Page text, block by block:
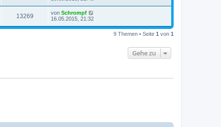
13269 von Schrompf
16.05.2015, 21:32
9 Themen • Seite 1 von 1
Gehe zu